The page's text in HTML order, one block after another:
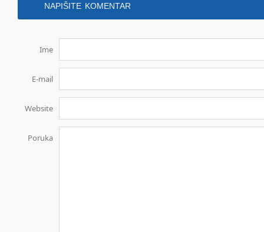
NAPIŠITE KOMENTAR
Ime
E-mail
Website
Poruka